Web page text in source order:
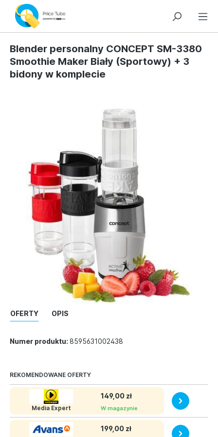
Blender personalny CONCEPT SM-3380
Smoothie Maker Biały (Sportowy) + 3
bidony w komplecie
OFERTY OPIS
Numer produktu: 8595631002438
REKOMENDOWANE OFERTY
Media Expert
149,00 zł
W magazynie
199,00 zł